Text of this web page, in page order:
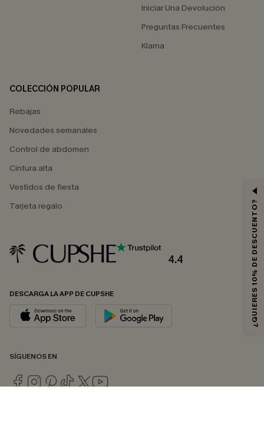
Iniciar Una Devolución
Preguntas Frecuentes
Klarna
COLECCIÓN POPULAR
Rebajas
Novedades semanales
Control de abdomen
Cintura alta
Vestidos de fiesta
Tarjeta regalo
4.4
DESCARGA LA APP DE CUPSHE
SÍGUENOS EN
¿QUIERES 10% DE DESCUENTO?